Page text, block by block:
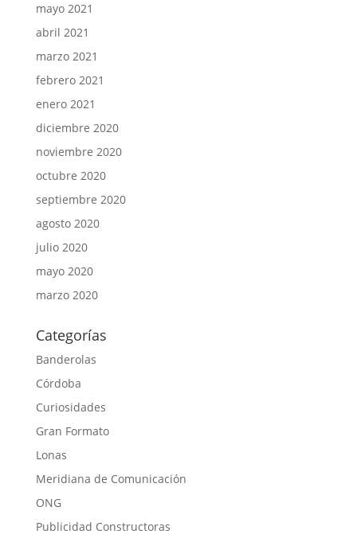
mayo 2021
abril 2021
marzo 2021
febrero 2021
enero 2021
diciembre 2020
noviembre 2020
octubre 2020
septiembre 2020
agosto 2020
julio 2020
mayo 2020
marzo 2020
Categorías
Banderolas
Córdoba
Curiosidades
Gran Formato
Lonas
Meridiana de Comunicación
ONG
Publicidad Constructoras